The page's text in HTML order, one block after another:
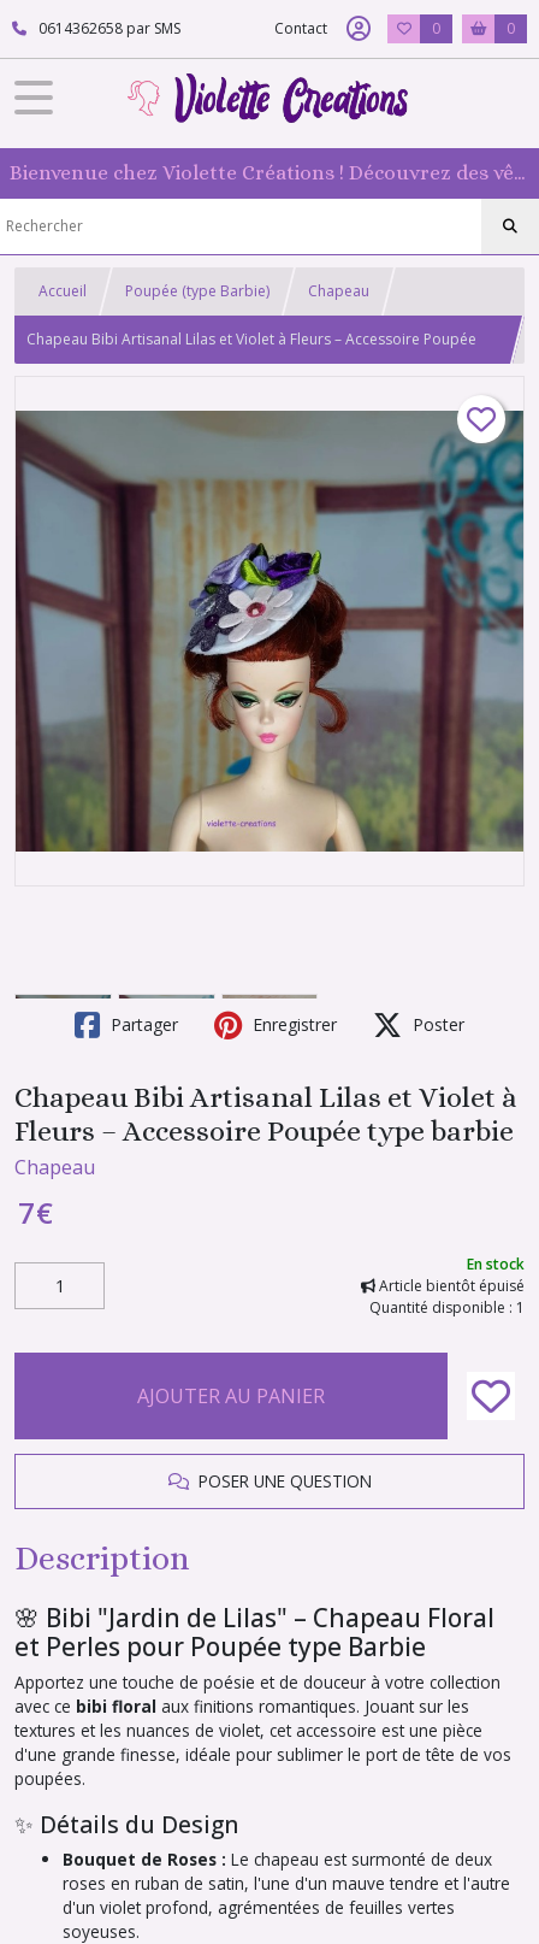
0614362658 par SMS Contact 0 0
Bienvenue chez Violette Créations ! Découvrez des vêtements faits main pour vos poupées mannequin : originaux et 100 % fabriqués en France
Accueil Poupée (type Barbie) Chapeau
Chapeau Bibi Artisanal Lilas et Violet à Fleurs – Accessoire Poupée
Partager Enregistrer Poster
Chapeau Bibi Artisanal Lilas et Violet à
Fleurs – Accessoire Poupée type barbie
Chapeau
7€
En stock
Article bientôt épuisé
Quantité disponible : 1
AJOUTER AU PANIER
POSER UNE QUESTION
Description
🌸 Bibi "Jardin de Lilas" – Chapeau Floral
et Perles pour Poupée type Barbie
Apportez une touche de poésie et de douceur à votre collection
avec ce bibi floral aux finitions romantiques. Jouant sur les
textures et les nuances de violet, cet accessoire est une pièce
d'une grande finesse, idéale pour sublimer le port de tête de vos
poupées.
✨ Détails du Design
Bouquet de Roses : Le chapeau est surmonté de deux
roses en ruban de satin, l'une d'un mauve tendre et l'autre
d'un violet profond, agrémentées de feuilles vertes
soyeuses.